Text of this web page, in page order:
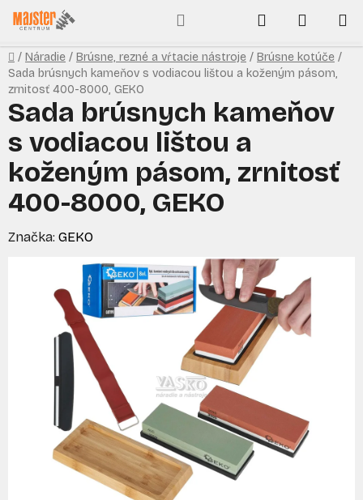
Prejsť
na
obsah
Hľadať
KOŠÍK
Domov
/ Náradie / Brúsne, rezné a vŕtacie nástroje / Brúsne kotúče /
Sada brúsnych kameňov s vodiacou lištou a koženým pásom,
zrnitosť 400-8000, GEKO
Sada brúsnych kameňov
s vodiacou lištou a
koženým pásom, zrnitosť
400-8000, GEKO
Značka: GEKO